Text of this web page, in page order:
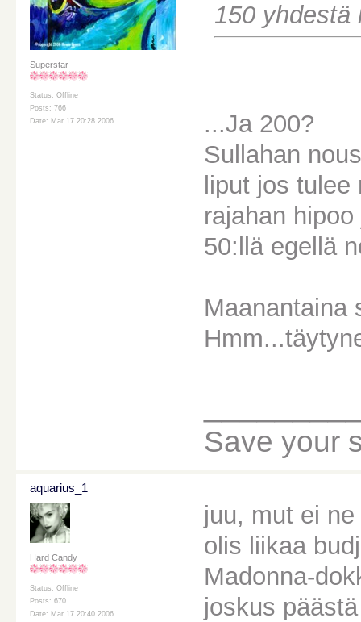
Superstar
Status: Offline
Posts: 766
Date: Mar 17 20:28 2006
150 yhdestä
...Ja 200?
Sullahan
liput jos
rajahan
50:llä egellä
Save your
aquarius_1
Hard Candy
Status: Offline
Posts: 670
Date: Mar 17 20:40 2006
juu, mut ei
olis liikaa
Madonna-
joskus